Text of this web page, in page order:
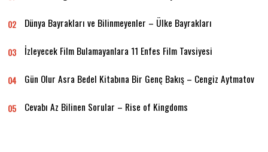
02 Dünya Bayrakları ve Bilinmeyenler – Ülke Bayrakları
03 İzleyecek Film Bulamayanlara 11 Enfes Film Tavsiyesi
04 Gün Olur Asra Bedel Kitabına Bir Genç Bakış – Cengiz Aytmatov
05 Cevabı Az Bilinen Sorular – Rise of Kingdoms